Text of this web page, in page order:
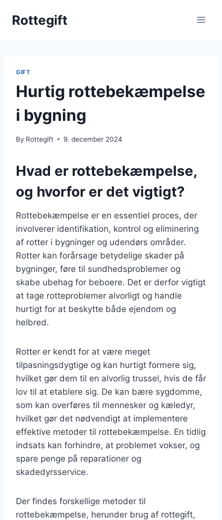
Rottegift
GIFT
Hurtig rottebekæmpelse
i bygning
By Rottegift 9. december 2024
Hvad er rottebekæmpelse,
og hvorfor er det vigtigt?
Rottebekæmpelse er en essentiel proces, der
involverer identifikation, kontrol og eliminering
af rotter i bygninger og udendørs områder.
Rotter kan forårsage betydelige skader på
bygninger, føre til sundhedsproblemer og
skabe ubehag for beboere. Det er derfor vigtigt
at tage rotteproblemer alvorligt og handle
hurtigt for at beskytte både ejendom og
helbred.
Rotter er kendt for at være meget
tilpasningsdygtige og kan hurtigt formere sig,
hvilket gør dem til en alvorlig trussel, hvis de får
lov til at etablere sig. De kan bære sygdomme,
som kan overføres til mennesker og kæledyr,
hvilket gør det nødvendigt at implementere
effektive metoder til rottebekæmpelse. En tidlig
indsats kan forhindre, at problemet vokser, og
spare penge på reparationer og
skadedyrsservice.
Der findes forskellige metoder til
rottebekæmpelse, herunder brug af rottegift,